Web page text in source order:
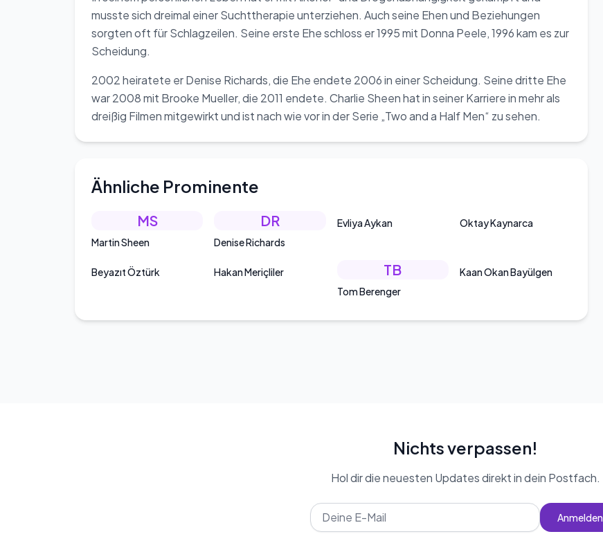
musste sich dreimal einer Suchttherapie unterziehen. Auch seine Ehen und Beziehungen
sorgten oft für Schlagzeilen. Seine erste Ehe schloss er 1995 mit Donna Peele, 1996 kam es zur
Scheidung.
2002 heiratete er Denise Richards, die Ehe endete 2006 in einer Scheidung. Seine dritte Ehe
war 2008 mit Brooke Mueller, die 2011 endete. Charlie Sheen hat in seiner Karriere in mehr als
dreißig Filmen mitgewirkt und ist nach wie vor in der Serie „Two and a Half Men“ zu sehen.
Ähnliche Prominente
MS
Martin Sheen
DR
Denise Richards
Evliya Aykan Oktay Kaynarca
Beyazıt Öztürk Hakan Meriçliler TB
Tom Berenger
Kaan Okan Bayülgen
Nichts verpassen!
Hol dir die neuesten Updates direkt in dein Postfach.
Anmelden